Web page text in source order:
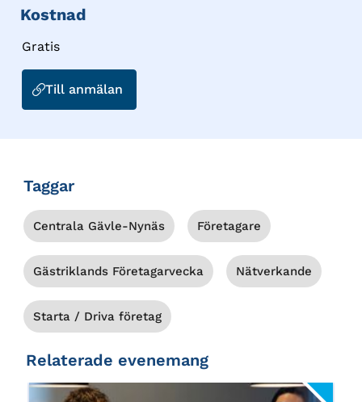
Kostnad
Gratis
Till anmälan
till
och
Gästrikland
av
valet
Taggar
Centrala Gävle-Nynäs Företagare
Gästriklands Företagarvecka Nätverkande
Starta / Driva företag
Relaterade evenemang